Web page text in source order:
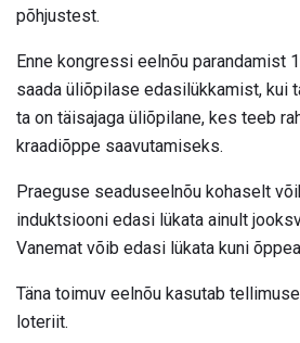
põhjustest.
Enne kongressi eelnõu parandamist
saada üliõpilase edasilükkamist, kui
ta on täisajaga üliõpilane, kes teeb
kraadiõppe saavutamiseks.
Praeguse seaduseelnõu kohaselt
induktsiooni edasi lükata ainult
Vanemat võib edasi lükata kuni
Täna toimuv eelnõu kasutab
loteriit.